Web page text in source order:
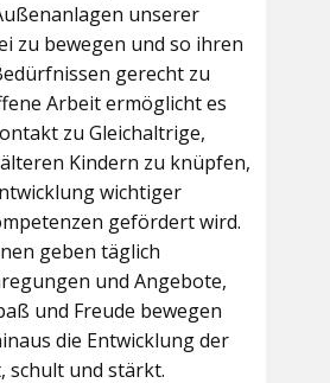
unserer
zu bewegen und so ihren
gerecht zu
Arbeit ermöglicht es
zu Gleichaltrige,
Kindern zu knüpfen,
wichtiger
gefördert wird.
geben täglich
und Angebote,
und Freude bewegen
die Entwicklung der
schult und stärkt.